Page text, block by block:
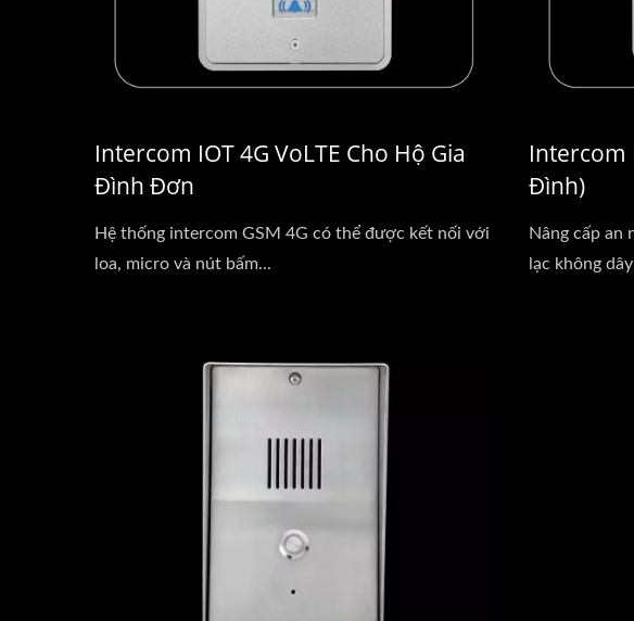
Intercom IOT 4G VoLTE Cho Hộ Gia
Đình Đơn
Hệ thống intercom GSM 4G có thể được kết nối với
loa, micro và nút bấm...
Intercom
Đình)
Nâng cấp an
lạc không